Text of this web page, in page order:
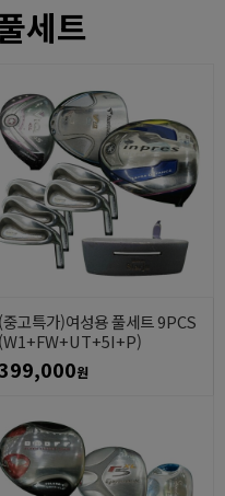
세트
(중고특가)여성용 풀세트 9PCS
(W1+FW+UT+5I+P)
원